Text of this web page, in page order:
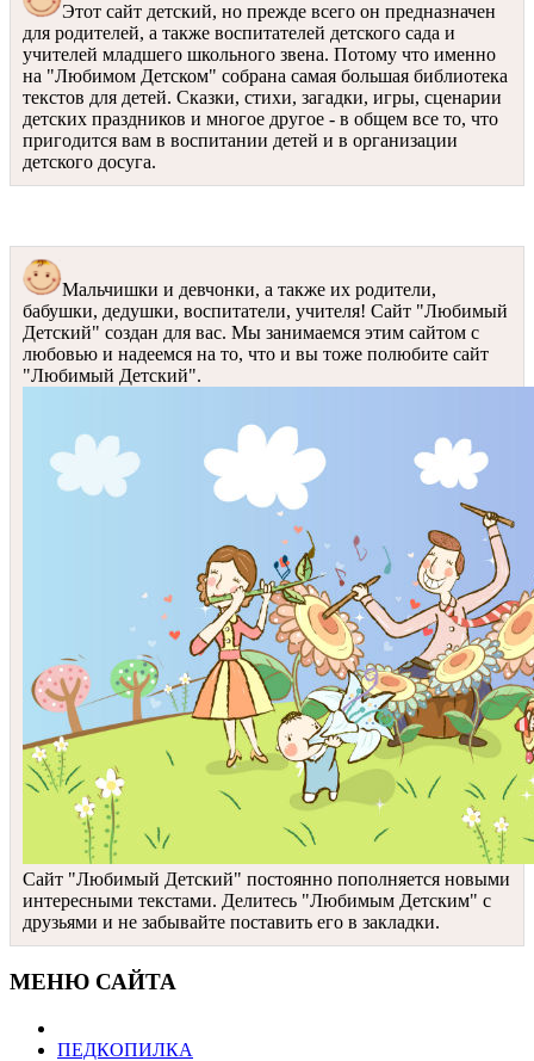
Этот сайт детский, но прежде всего он предназначен
для родителей, а также воспитателей детского сада и
учителей младшего школьного звена. Потому что именно
на "Любимом Детском" собрана самая большая библиотека
текстов для детей. Сказки, стихи, загадки, игры, сценарии
детских праздников и многое другое - в общем все то, что
пригодится вам в воспитании детей и в организации
детского досуга.
Мальчишки и девчонки, а также их родители,
бабушки, дедушки, воспитатели, учителя! Сайт "Любимый
Детский" создан для вас. Мы занимаемся этим сайтом с
любовью и надеемся на то, что и вы тоже полюбите сайт
"Любимый Детский".
Сайт "Любимый Детский" постоянно пополняется новыми
интересными текстами. Делитесь "Любимым Детским" с
друзьями и не забывайте поставить его в закладки.
МЕНЮ САЙТА
ПЕДКОПИЛКА